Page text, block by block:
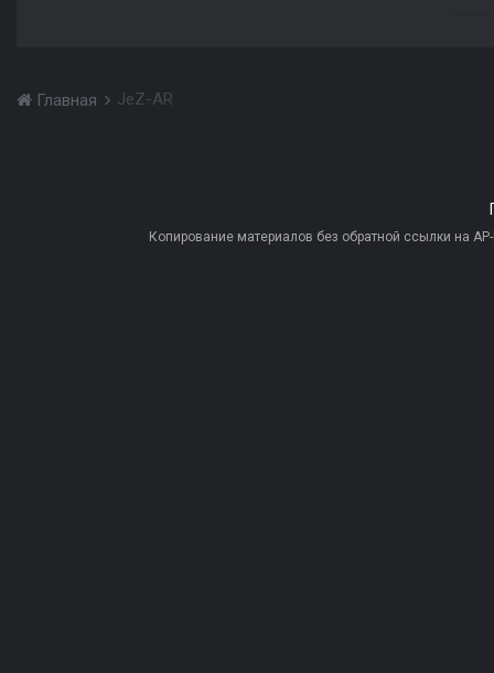
Главная JeZ-AR
Копирование материалов без обратной ссылки на